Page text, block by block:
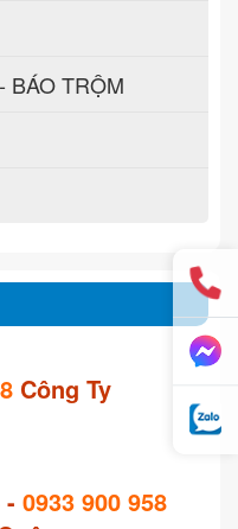
BÁO TRỘM
Công Ty
- 0933 900 958